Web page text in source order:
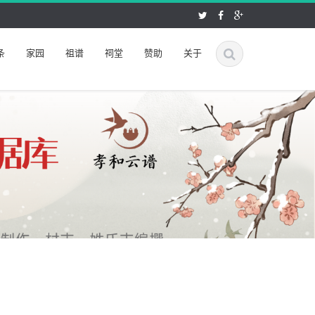
家园 祖谱 祠堂 赞助 关于